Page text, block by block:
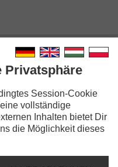
Privatsphäre
Session-Cookie
vollständige
Inhalten bietet Dir
die Möglichkeit dieses